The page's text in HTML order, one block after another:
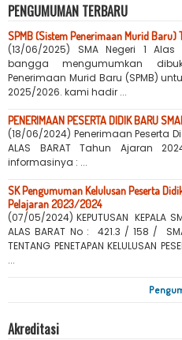
PENGUMUMAN TERBARU
SPMB (Sistem Penerimaan Murid Baru)
(13/06/2025) SMA Negeri 1
bangga mengumumkan
Penerimaan Murid Baru (SPMB)
2025/2026. kami hadir ...
PENERIMAAN PESERTA DIDIK BARU
(18/06/2024) Penerimaan Peserta
ALAS BARAT Tahun Ajaran
informasinya : ...
SK Pengumuman Kelulusan Peserta
Pelajaran 2023/2024
(07/05/2024) KEPUTUSAN KEPALA
ALAS BARAT No : 421.3 / 158 /
TENTANG PENETAPAN KELULUSAN
...
Akreditasi